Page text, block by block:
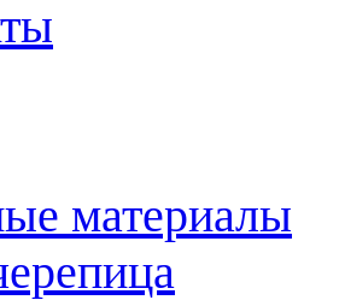
материалы